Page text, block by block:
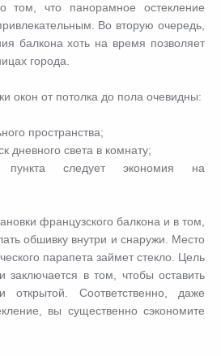
том, что панорамное остекление
Во вторую очередь,
балкона хоть на время позволяет
города.
окон от потолка до пола очевидны:
пространства;
дневного света в комнату;
пункта следует экономия на
французского балкона и в том,
обшивку внутри и снаружи. Место
парапета займет стекло. Цель
заключается в том, чтобы оставить
открытой. Соответственно, даже
вы существенно сэкономите